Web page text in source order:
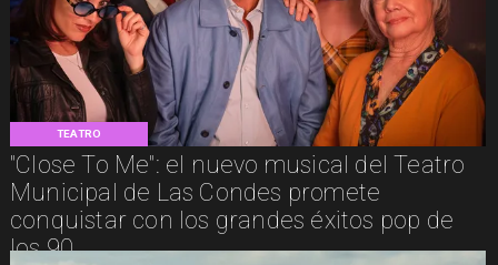
TEATRO
"Close To Me": el nuevo musical del Teatro
Municipal de Las Condes promete
conquistar con los grandes éxitos pop de
los 90